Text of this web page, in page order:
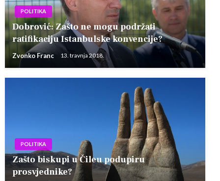
POLITIKA
Dobrović: Zašto ne mogu podržati
ratifikaciju Istanbulske konvencije?
Zvonko Franc 13. travnja 2018.
POLITIKA
Zašto biskupi u Čileu podupiru
prosvjednike?